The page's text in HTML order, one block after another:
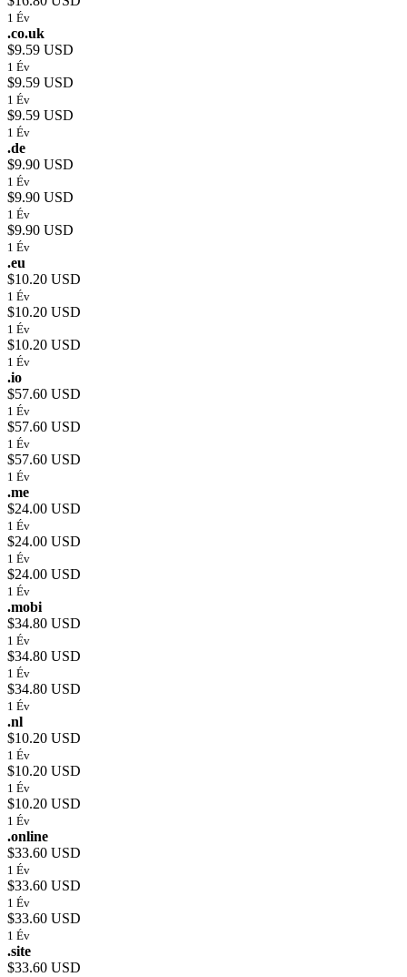
1 Év
.co.uk
$9.59 USD
1 Év
$9.59 USD
1 Év
$9.59 USD
1 Év
.de
$9.90 USD
1 Év
$9.90 USD
1 Év
$9.90 USD
1 Év
.eu
$10.20 USD
1 Év
$10.20 USD
1 Év
$10.20 USD
1 Év
.io
$57.60 USD
1 Év
$57.60 USD
1 Év
$57.60 USD
1 Év
.me
$24.00 USD
1 Év
$24.00 USD
1 Év
$24.00 USD
1 Év
.mobi
$34.80 USD
1 Év
$34.80 USD
1 Év
$34.80 USD
1 Év
.nl
$10.20 USD
1 Év
$10.20 USD
1 Év
$10.20 USD
1 Év
.online
$33.60 USD
1 Év
$33.60 USD
1 Év
$33.60 USD
1 Év
.site
$33.60 USD